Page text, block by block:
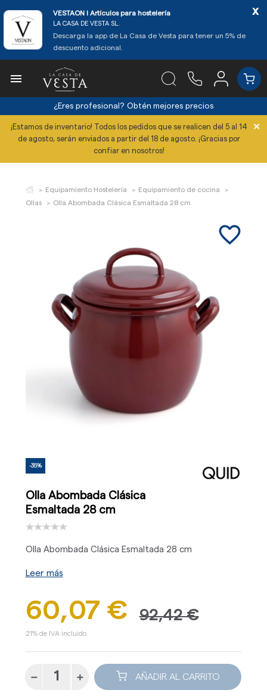
VESTAON l Artículos para hostelería
LA CASA DE VESTA SL.
Descarga la app de La Casa de Vesta para tener un 5% de
descuento adicional.
x

¿Eres profesional? Obtén mejores precios
¡Estamos de inventario! Todos los pedidos que se realicen del 5 al 14
de agosto, serán enviados a partir del 18 de agosto. ¡Gracias por
confiar en nosotros!
×
Equipamiento Hostelería
Equipamiento de cocina
Ollas
Olla Abombada Clásica Esmaltada 28 cm
favorite_border
-35%
Olla Abombada Clásica
Esmaltada 28 cm
Olla Abombada Clásica Esmaltada 28 cm
Leer más
60,07 € 92,42 €
21% de IVA incluido.
AÑADIR AL CARRITO